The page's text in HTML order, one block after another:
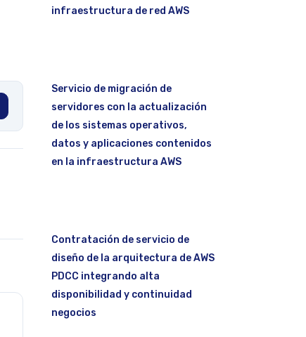
infraestructura de red AWS
Servicio de migración de
servidores con la actualización
de los sistemas operativos,
datos y aplicaciones contenidos
en la infraestructura AWS
Contratación de servicio de
diseño de la arquitectura de AWS
PDCC integrando alta
disponibilidad y continuidad
negocios